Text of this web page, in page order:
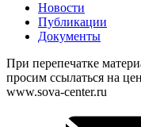
Новости
Публикации
Документы
При перепечатке
просим ссылаться на
www.sova-center.ru